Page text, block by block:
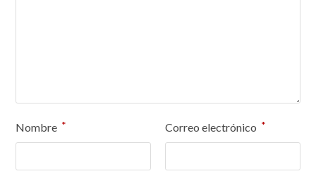
Nombre * Correo electrónico *